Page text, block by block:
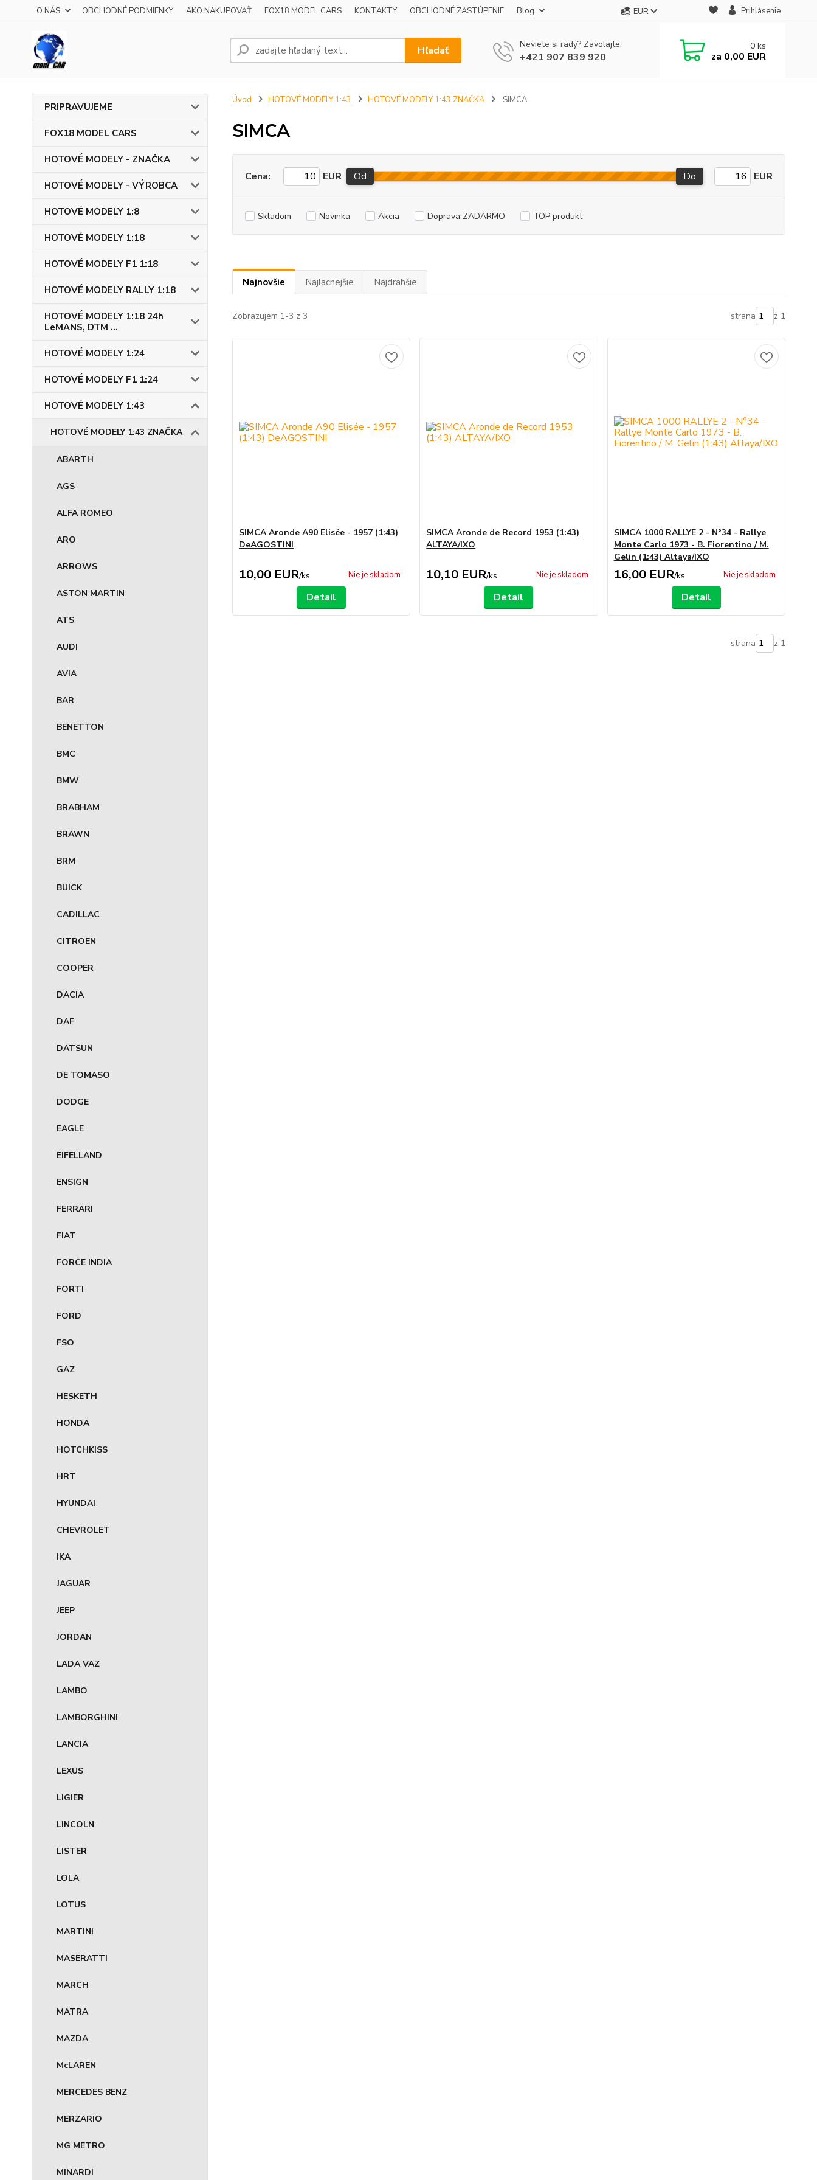
O NÁS OBCHODNÉ PODMIENKY AKO NAKUPOVAŤ FOX18 MODEL CARS KONTAKTY OBCHODNÉ ZASTÚPENIE Blog EUR Prihlásenie
Hľadať Neviete si rady? Zavolajte.
+421 907 839 920
0 ks
za 0,00 EUR
PRIPRAVUJEME
FOX18 MODEL CARS
HOTOVÉ MODELY - ZNAČKA
HOTOVÉ MODELY - VÝROBCA
HOTOVÉ MODELY 1:8
HOTOVÉ MODELY 1:18
HOTOVÉ MODELY F1 1:18
HOTOVÉ MODELY RALLY 1:18
HOTOVÉ MODELY 1:18 24h
LeMANS, DTM ...
HOTOVÉ MODELY 1:24
HOTOVÉ MODELY F1 1:24
HOTOVÉ MODELY 1:43
HOTOVÉ MODELY 1:43 ZNAČKA
ABARTH
AGS
ALFA ROMEO
ARO
ARROWS
ASTON MARTIN
ATS
AUDI
AVIA
BAR
BENETTON
BMC
BMW
BRABHAM
BRAWN
BRM
BUICK
CADILLAC
CITROEN
COOPER
DACIA
DAF
DATSUN
DE TOMASO
DODGE
EAGLE
EIFELLAND
ENSIGN
FERRARI
FIAT
FORCE INDIA
FORTI
FORD
FSO
GAZ
HESKETH
HONDA
HOTCHKISS
HRT
HYUNDAI
CHEVROLET
IKA
JAGUAR
JEEP
JORDAN
LADA VAZ
LAMBO
LAMBORGHINI
LANCIA
LEXUS
LIGIER
LINCOLN
LISTER
LOLA
LOTUS
MARTINI
MASERATTI
MARCH
MATRA
MAZDA
McLAREN
MERCEDES BENZ
MERZARIO
MG METRO
MINARDI
Úvod HOTOVÉ MODELY 1:43 HOTOVÉ MODELY 1:43 ZNAČKA SIMCA
SIMCA
Cena: EUR Od Do EUR
Skladom Novinka Akcia Doprava ZADARMO TOP produkt
Najnovšie Najlacnejšie Najdrahšie
Zobrazujem 1-3 z 3 strana z 1
SIMCA Aronde A90 Elisée - 1957 (1:43)
DeAGOSTINI
10,00 EUR/ks Nie je skladom
Detail
SIMCA Aronde de Record 1953 (1:43)
ALTAYA/IXO
10,10 EUR/ks Nie je skladom
Detail
SIMCA 1000 RALLYE 2 - N°34 - Rallye
Monte Carlo 1973 - B. Fiorentino / M.
Gelin (1:43) Altaya/IXO
16,00 EUR/ks Nie je skladom
Detail
strana z 1